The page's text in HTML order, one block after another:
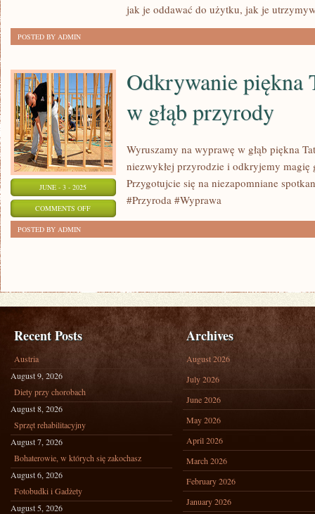
jak je oddawać do użytku, jak je
POSTED BY ADMIN
JUNE - 3 - 2025
COMMENTS OFFON
WYPRAWA
W
GŁĄB
PRZYRODY
Odkrywanie piękna
w głąb przyrody
Wyruszamy na wyprawę w głąb piękna
niezwykłej przyrodzie i odkryjemy magię
Przygotujcie się na niezapomniane
#Przyroda #Wyprawa
POSTED BY ADMIN
Recent Posts
Austria
August 9, 2026
Diety przy chorobach
August 8, 2026
Sprzęt rehabilitacyjny
August 7, 2026
Bohaterowie, w których się zakochasz
August 6, 2026
Fotobudki i Gadżety
August 5, 2026
Archives
August 2026
July 2026
June 2026
May 2026
April 2026
March 2026
February 2026
January 2026